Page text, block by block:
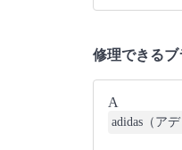
修理できるブ
A
adidas（アデ